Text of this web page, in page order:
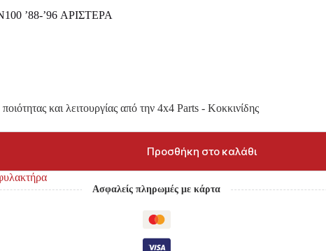
’88-’96 ΑΡΙΣΤΕΡΑ
και λειτουργίας από την 4x4 Parts - Κοκκινίδης
Προσθήκη στο καλάθι
Ασφαλείς πληρωμές με κάρτα